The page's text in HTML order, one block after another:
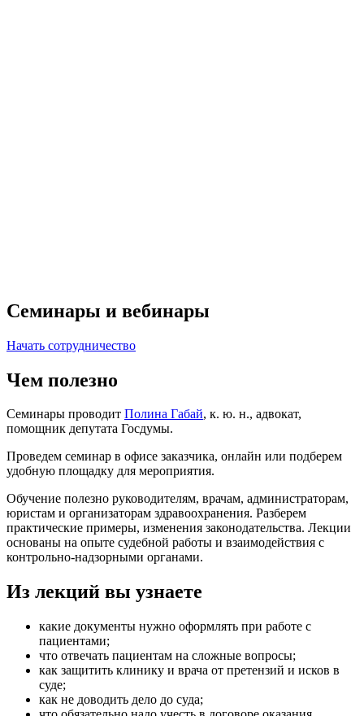
Семинары и вебинары
Начать сотрудничество
Чем полезно
Семинары проводит Полина Габай, к. ю. н., адвокат,
помощник депутата Госдумы.
Проведем семинар в офисе заказчика, онлайн или подберем
удобную площадку для мероприятия.
Обучение полезно руководителям, врачам, администраторам,
юристам и организаторам здравоохранения. Разберем
практические примеры, изменения законодательства. Лекции
основаны на опыте судебной работы и взаимодействия с
контрольно-надзорными органами.
Из лекций вы узнаете
какие документы нужно оформлять при работе с
пациентами;
что отвечать пациентам на сложные вопросы;
как защитить клинику и врача от претензий и исков в
суде;
как не доводить дело до суда;